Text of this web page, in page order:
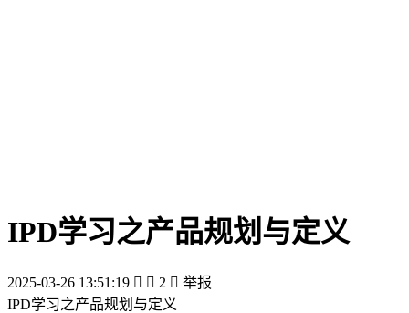
IPD学习之产品规划与定义
2025-03-26 13:51:19   2  举报
IPD学习之产品规划与定义